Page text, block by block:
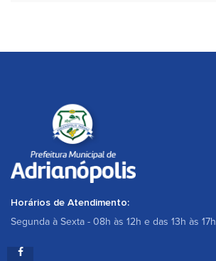
Horários de Atendimento:
Segunda à Sexta - 08h às 12h e das 13h às 17h